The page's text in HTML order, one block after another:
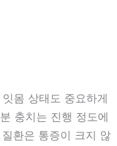
몸 상태도 중요하게
충치는 진행 정도에
환은 통증이 크지 않